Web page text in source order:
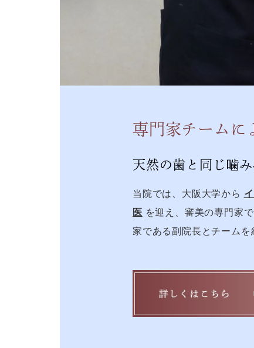
専門家チームに
天然の歯と同じ噛
当院では、大阪大学から
医 を迎え、審美の専門家
家である副院長とチームを